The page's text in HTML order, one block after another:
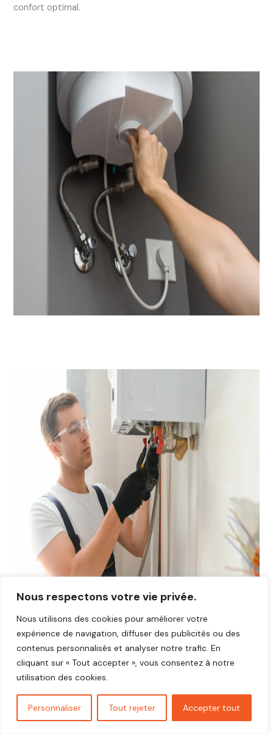
Nous respectons votre vie privée.
Nous utilisons des cookies pour améliorer votre
expérience de navigation, diffuser des publicités ou des
contenus personnalisés et analyser notre trafic. En
cliquant sur « Tout accepter », vous consentez à notre
utilisation des cookies.
Personnaliser Tout rejeter Accepter tout
confort optimal.
Avis plombier Orphin 78125
Vous cherchez un plombier fiable et réactif dansOrphin
78125?
Découvrez les avis de nos clients satisfaits qui ont
Nos artisans plombiers interviennent pour toutes vos
urgences,